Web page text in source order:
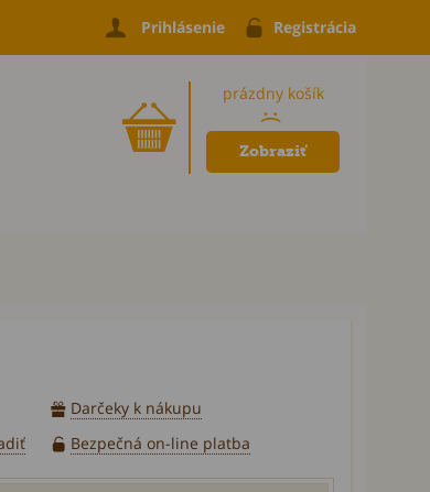
Prihlásenie Registrácia
prázdny košík
:(
Zobraziť
Darčeky k nákupu
Bezpečná on-line platba